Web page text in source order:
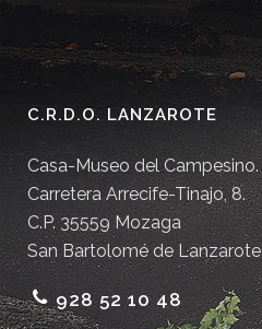
C.R.D.O. LANZAROTE
Casa-Museo del Campesino.
Carretera Arrecife-Tinajo, 8.
C.P. 35559 Mozaga
San Bartolomé de Lanzarote
928 52 10 48